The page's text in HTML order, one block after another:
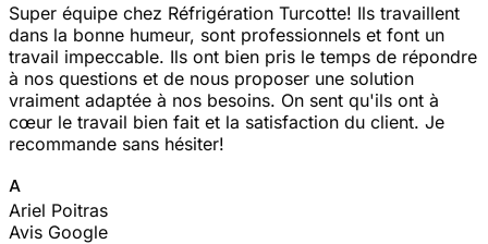
Super équipe chez Réfrigération Turcotte! Ils travaillent
dans la bonne humeur, sont professionnels et font un
travail impeccable. Ils ont bien pris le temps de répondre
à nos questions et de nous proposer une solution
vraiment adaptée à nos besoins. On sent qu'ils ont à
cœur le travail bien fait et la satisfaction du client. Je
recommande sans hésiter!
A
Ariel Poitras
Avis Google